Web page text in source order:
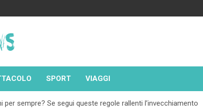
SPORT VIAGGI
per sempre? Se segui queste regole rallenti l’invecchiamento